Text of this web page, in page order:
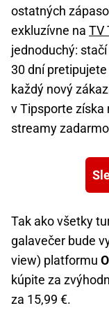
ostatných
exkluzívne na TV
jednoduchý:
30 dní
každý nový
v Tipsporte získa
streamy
Tak ako všetky
galavečer bude
view) platformu
kúpite za
za 15,99 €.